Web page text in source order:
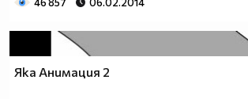
46 857 06.02.2014
Яка Анимация 2